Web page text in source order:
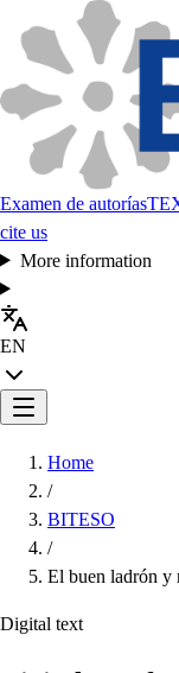
Examen de autorías
cite us
More information
EN
Home
/
BITESO
/
El buen ladrón y
Digital text